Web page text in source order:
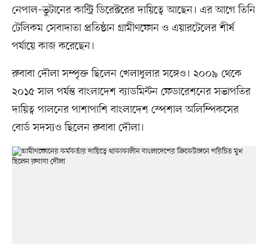
নেপাল–ভুটানের কান্ট্রি ডিরেক্টরের দায়িত্বে আছেন। এর আগে তিনি
টেলিকম সেবাদাতা প্রতিষ্ঠান গ্রামীণফোন ও এয়ারটেলের শীর্ষ
পর্যায়ে কাজ করেছেন।
রুবাবা দৌলা সম্পৃক্ত ছিলেন খেলাধুলার সঙ্গেও। ২০০৯ থেকে
২০১৫ সাল পর্যন্ত বাংলাদেশ ব্যাডমিন্টন ফেডারেশনের সভাপতির
দায়িত্ব পালনের পাশাপাশি বাংলাদেশ স্পেশাল অলিম্পিকসের
বোর্ড সদস্যও ছিলেন রুবাবা দৌলা।